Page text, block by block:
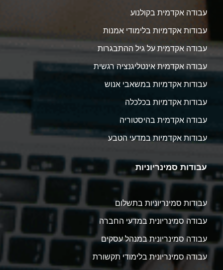
עבודה אקדמית בקולנוע
עבודות אקדמיות בלימודי אמנות
עבודה אקדמית על גיל ההתבגרות
עבודה אקדמית אינטליגנציה רגשית
עבודות אקדמיות במשאבי אנוש
עבודות אקדמיות בכלכלה
עבודה אקדמית בהיסטוריה
עבודות אקדמיות במדעי הטבע
עבודות סמינריוניות
עבודות סמינריוניות בתשלום
עבודה סמינריונית במדעי החברה
עבודה סמינריונית במנהל עסקים
עבודה סמינריונית בלימודי תקשורת